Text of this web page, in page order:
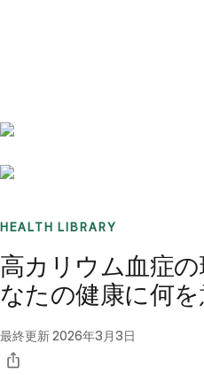
HEALTH LIBRARY
高カリウム血症
なたの健康に何
最終更新2026年3月3日